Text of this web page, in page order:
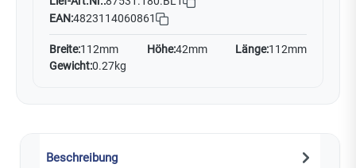
EAN:4823114060861
Breite:112mm Höhe:42mm Länge:112mm
Gewicht:0.27kg
Beschreibung